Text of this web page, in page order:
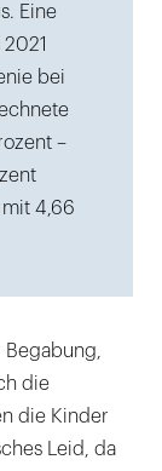
Eine
bei
–
4,66
die
die Kinder
Leid, da